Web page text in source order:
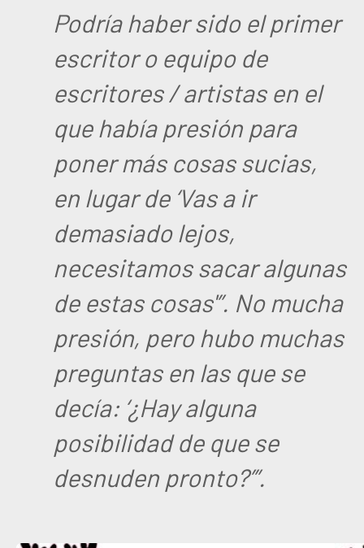
Podría haber sido el primer
escritor o equipo de
escritores / artistas en el
que había presión para
poner más cosas sucias,
en lugar de ‘Vas a ir
demasiado lejos,
necesitamos sacar algunas
de estas cosas'”. No mucha
presión, pero hubo muchas
preguntas en las que se
decía: ‘¿Hay alguna
posibilidad de que se
desnuden pronto?’”.